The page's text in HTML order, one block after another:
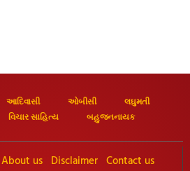
આદિવાસી ઓબીસી
લઘુમતી
વિચાર સાહિત્ય બહુજનનાયક
About us Disclaimer Contact us